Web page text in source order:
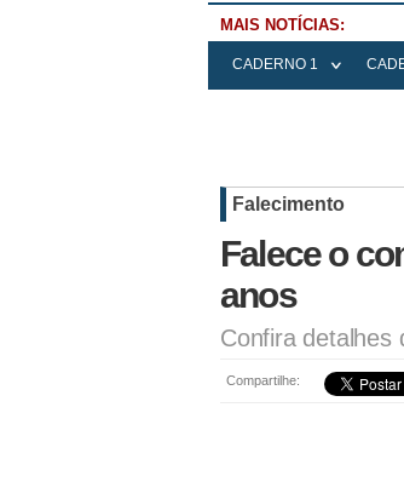
MAIS NOTÍCIAS:
CADERNO 1
Falecimento
Falece o
anos
Confira detalhes
Compartilhe: